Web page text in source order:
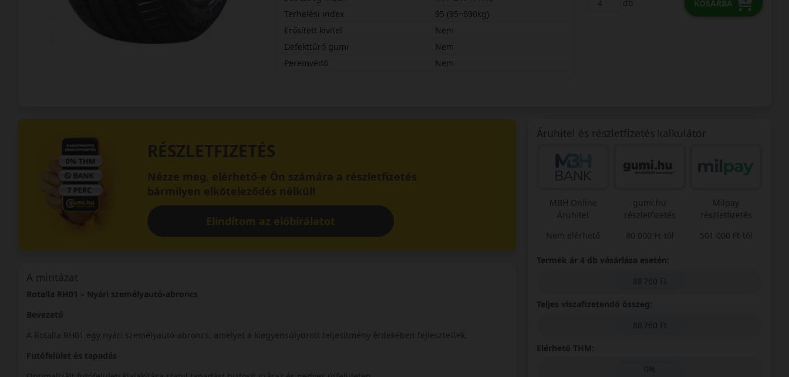
Terhelési index
95 (95=690kg)
Erősített kivitel
Nem
Defekttűrő gumi
Nem
Peremvédő
Nem
db KOSÁRBA
RÉSZLETFIZETÉS
Nézze meg, elérhető-e Ön számára a részletfizetés
bármilyen elköteleződés nélkül!
Elindítom az előbírálatot
A mintázat
Rotalla RH01 – Nyári személyautó-abroncs
Bevezető
A Rotalla RH01 egy nyári személyautó-abroncs, amelyet a kiegyensúlyozott teljesítmény érdekében fejlesztettek.
Futófelület és tapadás
Áruhitel és részletfizetés kalkulátor
MBH Online
Áruhitel
Nem elérhető
gumi.hu
részletfizetés
80 000 Ft-tól
Milpay
részletfizetés
501 000 Ft-tól
Termék ár 4 db vásárlása esetén:
88 760 Ft
Teljes viszafizetendő összeg:
88 760 Ft
Elérhető THM:
0%